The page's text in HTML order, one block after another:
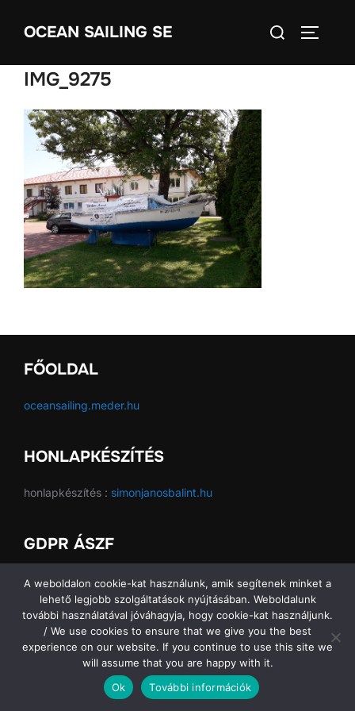
OCEAN SAILING SE
Search
IMG_9275
FŐOLDAL
oceansailing.meder.hu
HONLAPKÉSZÍTÉS
honlapkészítés : simonjanosbalint.hu
GDPR ÁSZF
GDPR ÁSZF
Copyright © 2026 Ocean Sailing SE
A weboldalon cookie-kat használunk, amik segítenek minket a
lehető legjobb szolgáltatások nyújtásában. Weboldalunk
további használatával jóváhagyja, hogy cookie-kat használjunk.
/ We use cookies to ensure that we give you the best
experience on our website. If you continue to use this site we
will assume that you are happy with it.
Ok
További információk